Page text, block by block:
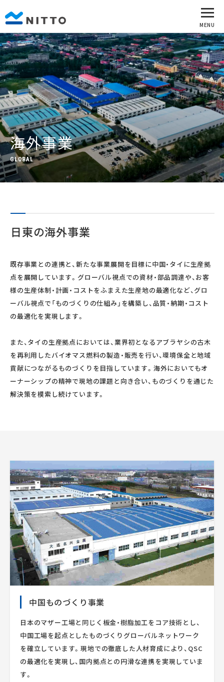
海外事業
GLOBAL
日東の海外事業
既存事業との連携と、新たな事業展開を目標に中国・タイに生産拠
点を展開しています。グローバル視点での資材・部品調達や、お客
様の生産体制・計画・コストをふまえた生産地の最適化など、グロ
ーバル視点で「ものづくりの仕組み」を構築し、品質・納期・コスト
の最適化を実現します。
また、タイの生産拠点においては、業界初となるアブラヤシの古木
を再利用したバイオマス燃料の製造・販売を行い、環境保全と地域
貢献につながるものづくりを目指しています。海外においてもオ
ーナーシップの精神で現地の課題と向き合い、ものづくりを通じた
解決策を模索し続けています。
中国ものづくり事業
日本のマザー工場と同じく板金・樹脂加工をコア技術とし、
中国工場を起点としたものづくりグローバルネットワーク
を確立しています。現地での徹底した人材育成により、QSC
の最適化を実現し、国内拠点との円滑な連携を実現していま
す。